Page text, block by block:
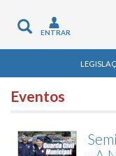
Toggle
navigation
ENTRAR
Eventos